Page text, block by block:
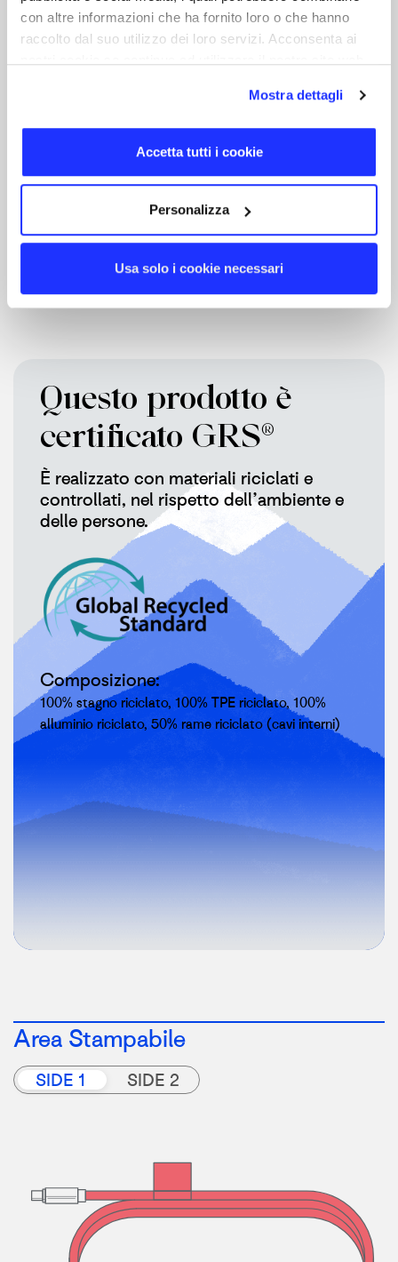
con altre informazioni che ha fornito loro o che hanno
raccolto dal suo utilizzo dei loro servizi. Acconsenta ai
Mostra dettagli
Accetta tutti i cookie
Personalizza
Usa solo i cookie necessari
Questo prodotto è
certificato GRS®
È realizzato con materiali riciclati e
controllati, nel rispetto dell’ambiente e
delle persone.
Composizione:
100% stagno riciclato, 100% TPE riciclato, 100%
alluminio riciclato, 50% rame riciclato (cavi interni)
Area Stampabile
SIDE 1 SIDE 2